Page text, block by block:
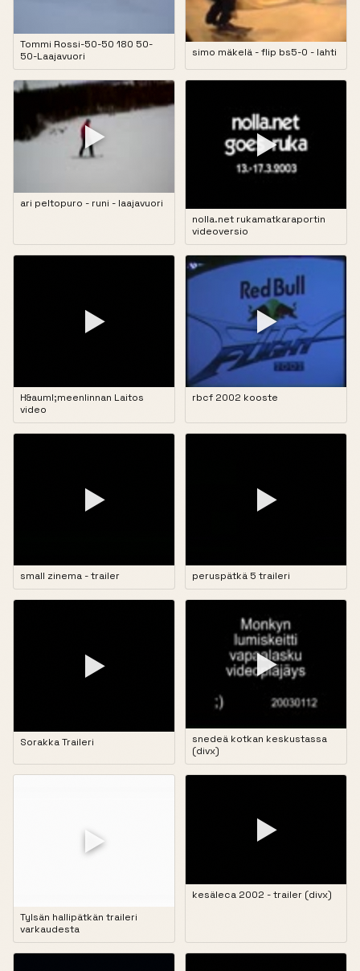
Tommi Rossi-50-50 180 50-
50-Laajavuori
simo mäkelä - flip bs5-0 - lahti
▶
ari peltopuro - runi - laajavuori
▶
nolla.net rukamatkaraportin
videoversio
▶
H&auml;meenlinnan Laitos
video
▶
rbcf 2002 kooste
▶
small zinema - trailer
▶
peruspätkä 5 traileri
▶
Sorakka Traileri
▶
snedeä kotkan keskustassa
(divx)
▶
Tylsän hallipätkän traileri
varkaudesta
▶
kesäleca 2002 - trailer (divx)